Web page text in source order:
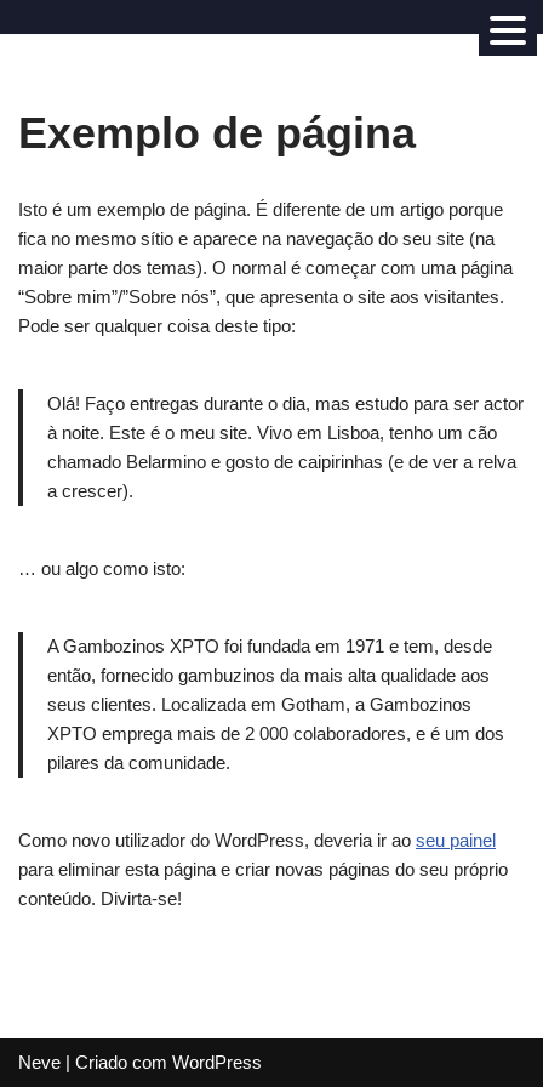
o
conteúdo
Exemplo de página
Isto é um exemplo de página. É diferente de um artigo porque
fica no mesmo sítio e aparece na navegação do seu site (na
maior parte dos temas). O normal é começar com uma página
“Sobre mim”/”Sobre nós”, que apresenta o site aos visitantes.
Pode ser qualquer coisa deste tipo:
Olá! Faço entregas durante o dia, mas estudo para ser actor
à noite. Este é o meu site. Vivo em Lisboa, tenho um cão
chamado Belarmino e gosto de caipirinhas (e de ver a relva
a crescer).
… ou algo como isto:
A Gambozinos XPTO foi fundada em 1971 e tem, desde
então, fornecido gambuzinos da mais alta qualidade aos
seus clientes. Localizada em Gotham, a Gambozinos
XPTO emprega mais de 2 000 colaboradores, e é um dos
pilares da comunidade.
Como novo utilizador do WordPress, deveria ir ao seu painel
para eliminar esta página e criar novas páginas do seu próprio
conteúdo. Divirta-se!
Neve | Criado com WordPress